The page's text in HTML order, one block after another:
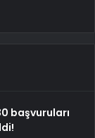
başvuruları